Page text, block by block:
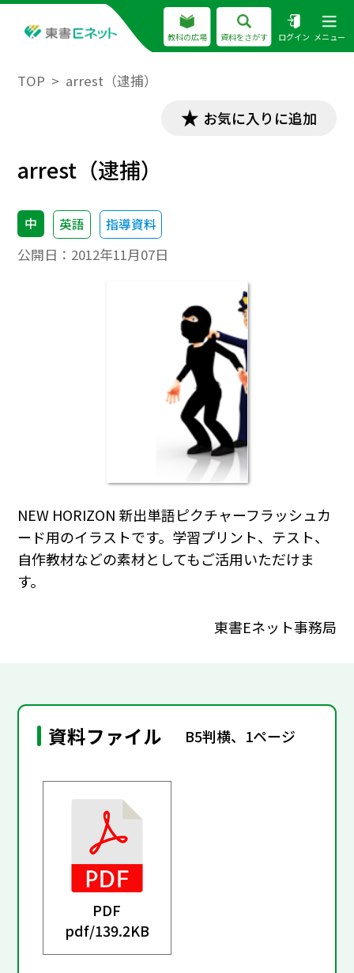
教科の広場 資料をさがす ログイン メニュー
TOP arrest（逮捕）
お気に入りに追加
arrest（逮捕）
中 英語 指導資料
公開日： 2012年11月07日
NEW HORIZON 新出単語ピクチャーフラッシュカ
ード用のイラストです。学習プリント、テスト、
自作教材などの素材としてもご活用いただけま
す。
東書Eネット事務局
資料ファイル B5判横、1ページ
PDF
pdf/139.2KB